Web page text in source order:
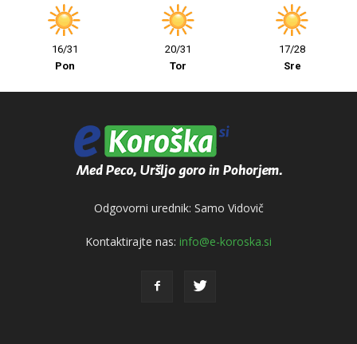
16/31
Pon
20/31
Tor
17/28
Sre
Odgovorni urednik: Samo Vidovič
Kontaktirajte nas: info@e-koroska.si